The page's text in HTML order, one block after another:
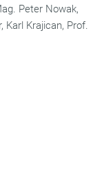
Peter Nowak,
Karl Krajican, Prof.